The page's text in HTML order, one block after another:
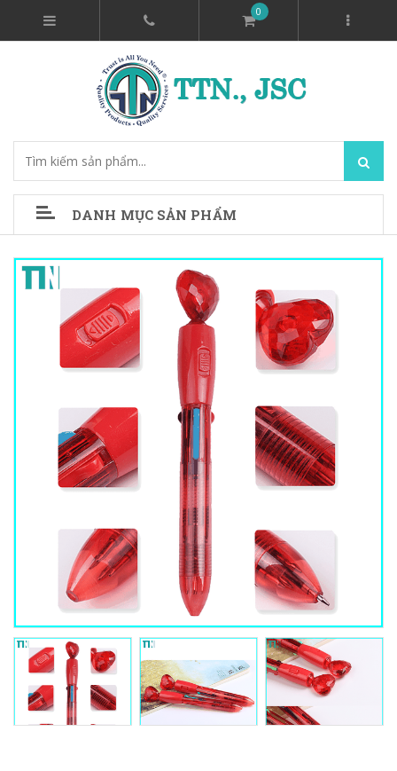
0
DANH MỤC SẢN PHẨM